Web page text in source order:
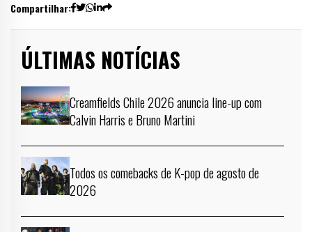
Compartilhar:
ÚLTIMAS NOTÍCIAS
Creamfields Chile 2026 anuncia line-up com
Calvin Harris e Bruno Martini
Todos os comebacks de K-pop de agosto de
2026